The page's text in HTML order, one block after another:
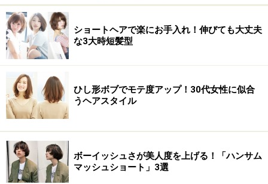
自分に似合うヘアカラーを選ぶには？
基本的に、肌の色や瞳の色など、自分の「肌トーン」に
合わせて選ぶと失敗がありません。
例えば、黄味よりの肌の人は、「アッシュ」「ベージ
ュ」だと肌がくすんで見えるので避けた方がベター。ア
ッシュ系を入れたい場合は、チークやリップを赤系にし
ショートヘアで楽にお手入れ！伸びても大丈夫
な3大時短髪型
ひし形ボブでモテ度アップ！30代女性に似合
うヘアスタイル
ボーイッシュさが美人度を上げる！「ハンサム
マッシュショート」3選